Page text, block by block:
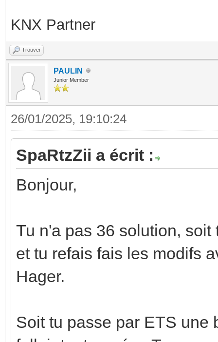
KNX Partner
Trouver
PAULIN
Junior Member
26/01/2025, 19:10:24
SpaRtzZii a écrit :
Bonjour,
Tu n'a pas 36 solution,
et tu refais fais les modifs
Hager.
Soit tu passe par ETS une